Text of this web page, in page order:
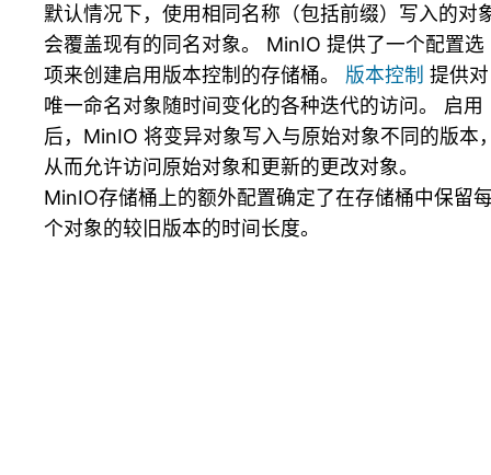
默认情况下，使用相同名称（包括前缀）写入的对
会覆盖现有的同名对象。 MinIO 提供了一个配置选
项来创建启用版本控制的存储桶。 版本控制 提供对
唯一命名对象随时间变化的各种迭代的访问。 启用
后，MinIO 将变异对象写入与原始对象不同的版本
从而允许访问原始对象和更新的更改对象。
MinIO存储桶上的额外配置确定了在存储桶中保留
个对象的较旧版本的时间长度。